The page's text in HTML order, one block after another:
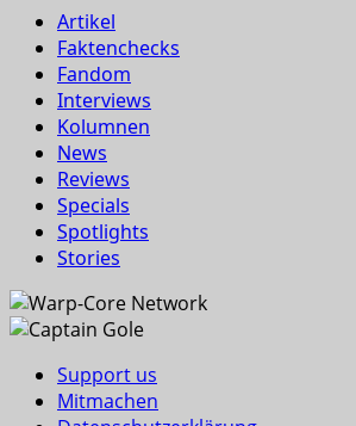
Artikel
Faktenchecks
Fandom
Interviews
Kolumnen
News
Reviews
Specials
Spotlights
Stories
Support us
Mitmachen